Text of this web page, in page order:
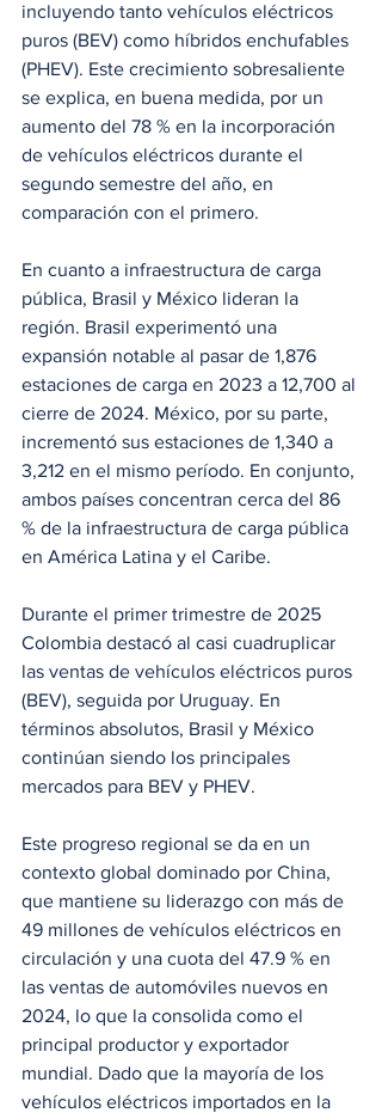
incluyendo tanto vehículos eléctricos
puros (BEV) como híbridos enchufables
(PHEV). Este crecimiento sobresaliente
se explica, en buena medida, por un
aumento del 78 % en la incorporación
de vehículos eléctricos durante el
segundo semestre del año, en
comparación con el primero.
En cuanto a infraestructura de carga
pública, Brasil y México lideran la
región. Brasil experimentó una
expansión notable al pasar de 1,876
estaciones de carga en 2023 a 12,700 al
cierre de 2024. México, por su parte,
incrementó sus estaciones de 1,340 a
3,212 en el mismo período. En conjunto,
ambos países concentran cerca del 86
% de la infraestructura de carga pública
en América Latina y el Caribe.
Durante el primer trimestre de 2025
Colombia destacó al casi cuadruplicar
las ventas de vehículos eléctricos puros
(BEV), seguida por Uruguay. En
términos absolutos, Brasil y México
continúan siendo los principales
mercados para BEV y PHEV.
Este progreso regional se da en un
contexto global dominado por China,
que mantiene su liderazgo con más de
49 millones de vehículos eléctricos en
circulación y una cuota del 47.9 % en
las ventas de automóviles nuevos en
2024, lo que la consolida como el
principal productor y exportador
mundial. Dado que la mayoría de los
vehículos eléctricos importados en la